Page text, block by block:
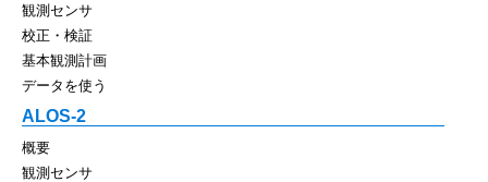
観測センサ
校正・検証
基本観測計画
データを使う
ALOS-2
概要
観測センサ